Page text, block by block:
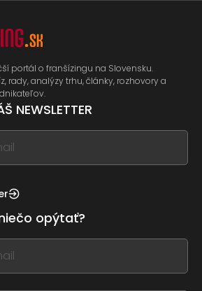
portál o franšízingu na Slovensku.
rady, analýzy trhu, články, rozhovory a
NEWSLETTER
opýtať?